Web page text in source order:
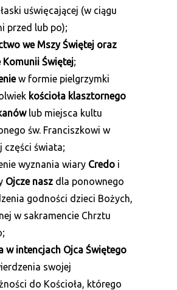
uświęcającej (w ciągu
przed lub po);
we Mszy Świętej oraz
Komunii Świętej;
w formie pielgrzymki
kościoła klasztornego
lub miejsca kultu
św. Franciszkowi w
części świata;
wyznania wiary Credo i
Ojcze nasz dla ponownego
godności dzieci Bożych,
w sakramencie Chrztu
w intencjach Ojca Świętego
swojej
do Kościoła, którego